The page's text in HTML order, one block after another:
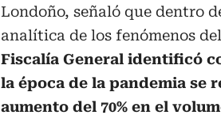
Londoño, señaló que dentro
analítica de los fenómenos
Fiscalía General identificó
la época de la pandemia se
aumento del 70% en el